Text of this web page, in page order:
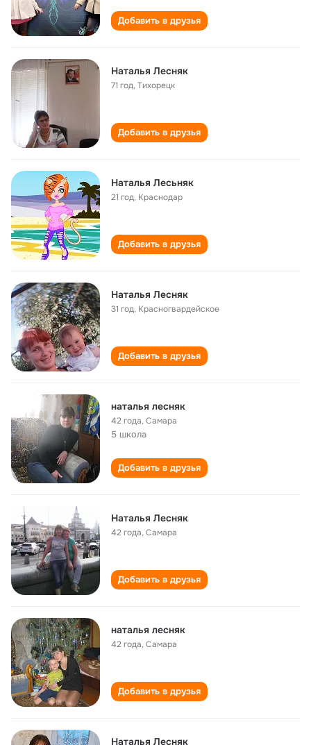
Добавить в друзья
Наталья Лесняк
71 год,Тихорецк
Добавить в друзья
Наталья Лесьняк
21 год, Краснодар
Добавить в друзья
Наталья Лесняк
31 год, Красногвардейское
Добавить в друзья
наталья лесняк
42 года,Самара
5 школа
Добавить в друзья
Наталья Лесняк
42 года,Самара
Добавить в друзья
наталья лесняк
42 года,Самара
Добавить в друзья
Наталья Лесняк